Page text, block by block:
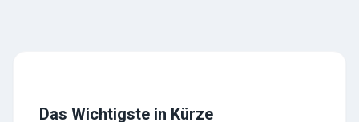
Das Wichtigste in Kürze